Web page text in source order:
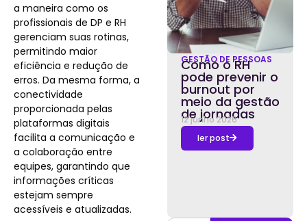
a maneira como os
profissionais de DP e RH
gerenciam suas rotinas,
permitindo maior
eficiência e redução de
erros. Da mesma forma, a
conectividade
proporcionada pelas
plataformas digitais
facilita a comunicação e
a colaboração entre
equipes, garantindo que
informações críticas
estejam sempre
acessíveis e atualizadas.
GESTÃO DE PESSOAS
Como o RH
pode prevenir o
burnout por
meio da gestão
de jornadas
12 junho 2026
ler post